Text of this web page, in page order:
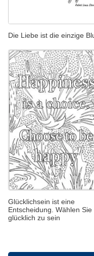
Die Liebe ist die einzige
Glücklichsein ist eine
Entscheidung. Wählen Sie
glücklich zu sein